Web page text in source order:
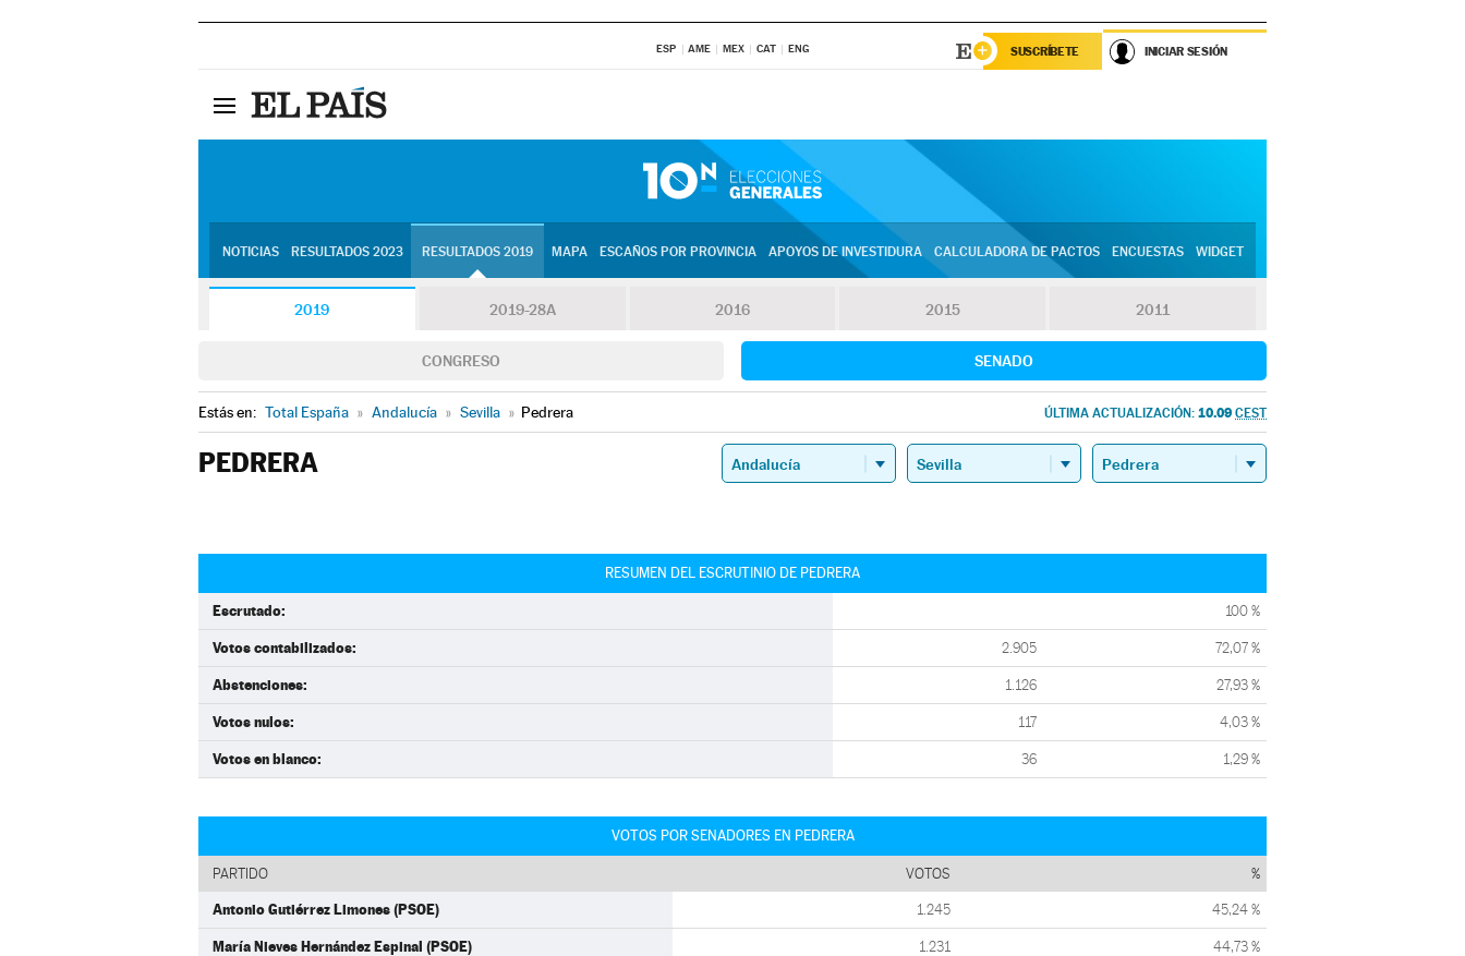
ESP AME MEX CAT ENG SUSCRÍBETE INICIAR SESIÓN
NOTICIAS RESULTADOS 2023 RESULTADOS 2019 MAPA ESCAÑOS POR PROVINCIA APOYOS DE INVESTIDURA CALCULADORA DE PACTOS ENCUESTAS WIDGET
2019 2019-28A 2016 2015 2011
CONGRESO SENADO
Estás en: Total España » Andalucía » Sevilla » Pedrera ÚLTIMA ACTUALIZACIÓN: 10.09 CEST
PEDRERA
RESUMEN DEL ESCRUTINIO DE PEDRERA
Escrutado: 100 %
Votos contabilizados: 2.905 72,07 %
Abstenciones: 1.126 27,93 %
Votos nulos: 117 4,03 %
Votos en blanco: 36 1,29 %
VOTOS POR SENADORES EN PEDRERA
PARTIDO VOTOS %
Antonio Gutiérrez Limones (PSOE) 1.245 45,24 %
María Nieves Hernández Espinal (PSOE) 1.231 44,73 %